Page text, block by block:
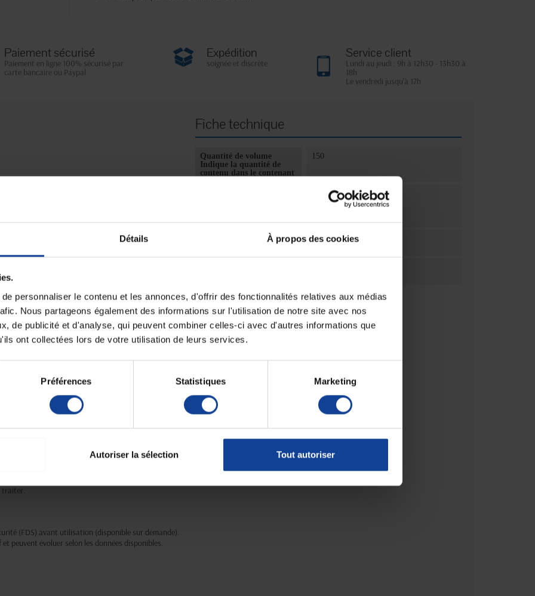
Détails À propos des cookies
personnaliser le contenu et les annonces, d'offrir des fonctionnalités relatives aux médias
Nous partageons également des informations sur l'utilisation de notre site avec nos
de publicité et d'analyse, qui peuvent combiner celles-ci avec d'autres informations que
ont collectées lors de votre utilisation de leurs services.
Préférences Statistiques Marketing
Autoriser la sélection Tout autoriser
Paiement sécurisé
Paiement en ligne 100% sécurisé par
carte bancaire ou Paypal
Expédition
soignée et discrète
Service client
Lundi au jeudi : 9h à 12h30 - 13h30 à
18h
Le vendredi jusqu'à 17h
procurant une agréable sensation de fraîcheur
en éliminant les bactéries, limitant la prolifération
H1N1, etc.
à 20°C : Staphylococcus aureus, Pseudomonas
de propreté).
: Candida albicans, Aspergillus niger.
selon EN 14476 en 5 minutes à 20°C.
odeurs dans :
ml.
traiter.
(FDS) avant utilisation (disponible sur demande).
peuvent évoluer selon les données disponibles.
Fiche technique
Quantité de volume
Indique la quantité de
contenu dans le contenant
150
millilitre(s)
Unité de consommation
1